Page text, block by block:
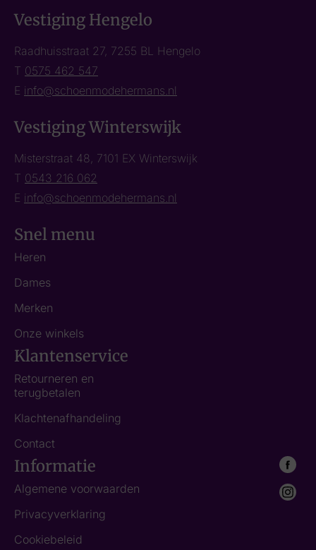
Vestiging Hengelo
Raadhuisstraat 27, 7255 BL Hengelo
T 0575 462 547
E info@schoenmodehermans.nl
Vestiging Winterswijk
Misterstraat 48, 7101 EX Winterswijk
T 0543 216 062
E info@schoenmodehermans.nl
Snel menu
Heren
Dames
Merken
Onze winkels
Klantenservice
Retourneren en
terugbetalen
Klachtenafhandeling
Contact
Informatie
Algemene voorwaarden
Privacyverklaring
Cookiebeleid